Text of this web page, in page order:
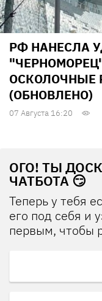
РФ НАНЕСЛА
ОСКОЛОЧНЫЕ
(ОБНОВЛЕНО)
07 Августа 16:20
ОГО! ТЫ
ЧАТБОТА 😏
Теперь у тебя
его под себя и
первым, чтобы